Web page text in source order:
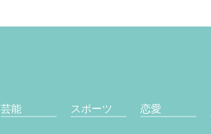
芸能 スポーツ 恋愛